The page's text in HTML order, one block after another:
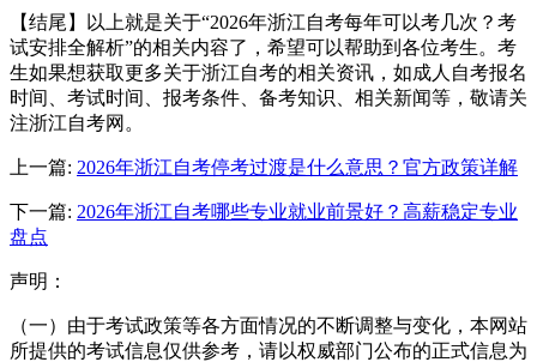
【结尾】以上就是关于“2026年浙江自考每年可以考几次？考
试安排全解析”的相关内容了，希望可以帮助到各位考生。考
生如果想获取更多关于浙江自考的相关资讯，如成人自考报名
时间、考试时间、报考条件、备考知识、相关新闻等，敬请关
注浙江自考网。
上一篇: 2026年浙江自考停考过渡是什么意思？官方政策详解
下一篇: 2026年浙江自考哪些专业就业前景好？高薪稳定专业
盘点
声明：
（一）由于考试政策等各方面情况的不断调整与变化，本网站
所提供的考试信息仅供参考，请以权威部门公布的正式信息为